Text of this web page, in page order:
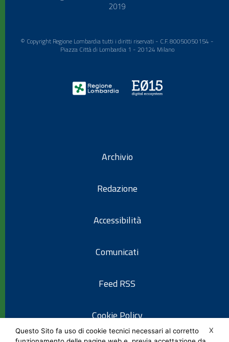
2019
© Copyright Regione Lombardia tutti i diritti riservati - C.F. 80050050154 -
Piazza Città di Lombardia 1 - 20124 Milano
Archivio
Redazione
Accessibilità
Comunicati
Feed RSS
Cookie Policy
X
Questo Sito fa uso di cookie tecnici necessari al corretto